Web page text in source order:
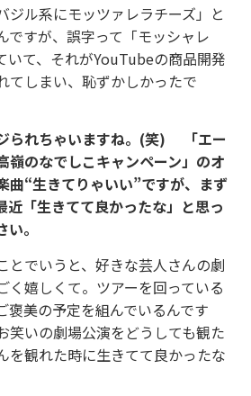
ジル系にモッツァレラチーズ」と
ですが、誤字って「モッシャレ
いて、それがYouTubeの商品開発
てしまい、恥ずかしかったで
られちゃいますね。(笑) 「エー
のなでしこキャンペーン」のオ
曲“生きてりゃいい”ですが、まず
近「生きてて良かったな」と思っ
。
とでいうと、好きな芸人さんの劇
く嬉しくて。ツアーを回っている
褒美の予定を組んでいるんです
笑いの劇場公演をどうしても観た
を観れた時に生きてて良かったな